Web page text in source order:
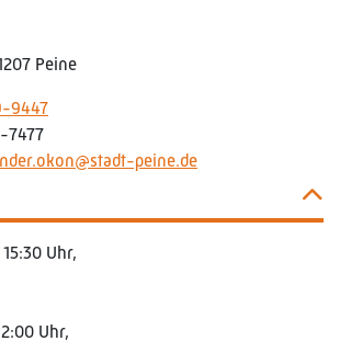
Peine
9447
7477
peine.de
Uhr,
Uhr,